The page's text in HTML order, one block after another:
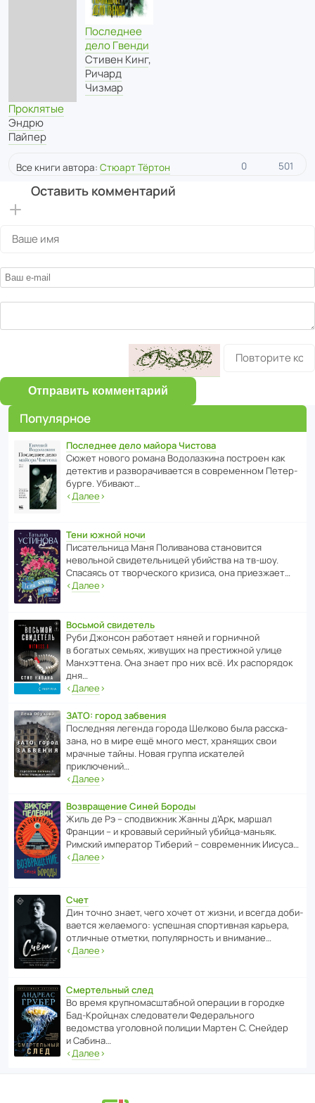
Проклятые
Эндрю
Пайпер
Последнее
дело Гвенди
Стивен Кинг,
Ричард
Чизмар
Все книги автора: Стюарт Тёртон 0 501
Оставить комментарий
Отправить комментарий
Популярное
Последнее дело майора Чистова
Сюжет нового романа Водо­ла­з­кина пост­роен как
дете­ктив и разво­ра­чи­ва­ется в совре­менном Пете­р­
бурге. Убивают…
‹Далее›
Тени южной ночи
Писа­тель­ница Маня Поли­ва­нова стано­вится
невольной свиде­тель­ницей убийства на тв-шоу.
Спасаясь от твор­че­с­кого кризиса, она приезжает…
‹Далее›
Восьмой свидетель
Руби Джонсон рабо­тает няней и горни­чной
в богатых семьях, живущих на прес­ти­жной улице
Манх­эт­тена. Она знает про них всё. Их распо­рядок
дня…
‹Далее›
ЗАТО: город забвения
После­дняя легенда города Шелково была расска­
зана, но в мире ещё много мест, хранящих свои
мрачные тайны. Новая группа иска­телей
приключений…
‹Далее›
Возвращение Синей Бороды
Жиль де Рэ – спод­ви­жник Жанны д’Арк, маршал
Франции – и кровавый серийный убийца-маньяк.
Римский импе­ратор Тиберий – совре­менник Иисуса…
‹Далее›
Счет
Дин точно знает, чего хочет от жизни, и всегда доби­
ва­ется жела­е­мого: успе­шная спор­ти­вная карьера,
отли­чные отметки, попу­ля­р­ность и внимание…
‹Далее›
Смертельный след
Во время круп­но­мас­ш­та­бной операции в городке
Бад‑Крой­цнах следо­ва­тели Феде­раль­ного
ведомства уголо­вной полиции Мартен С. Снейдер
и Сабина…
‹Далее›